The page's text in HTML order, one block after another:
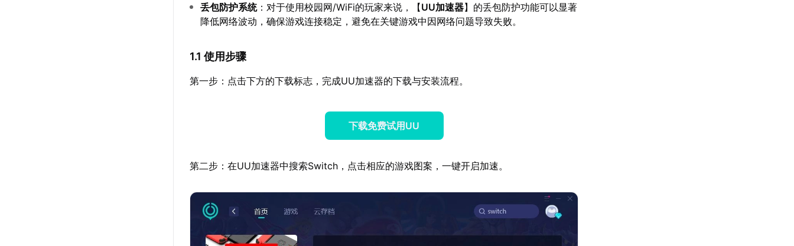
丢包防护系统：对于使用校园网/WiFi的玩家来说，【UU加速器】的丢包防护功能可以显著
降低网络波动，确保游戏连接稳定，避免在关键游戏中因网络问题导致失败。
1.1 使用步骤
第一步：点击下方的下载标志，完成UU加速器的下载与安装流程。
下载免费试用UU
第二步：在UU加速器中搜索Switch，点击相应的游戏图案，一键开启加速。